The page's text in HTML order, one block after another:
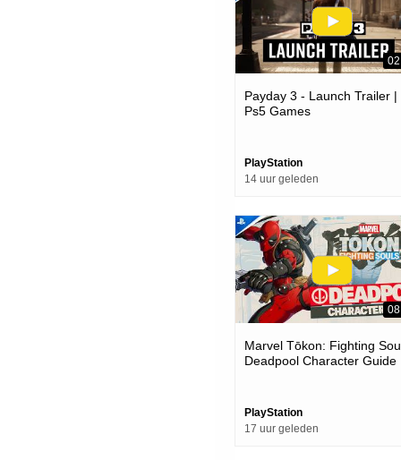
Payday 3 - Launch Trailer |
Ps5 Games
PlayStation
14 uur geleden
Marvel Tōkon: Fighting
Deadpool Character Guide
PlayStation
17 uur geleden